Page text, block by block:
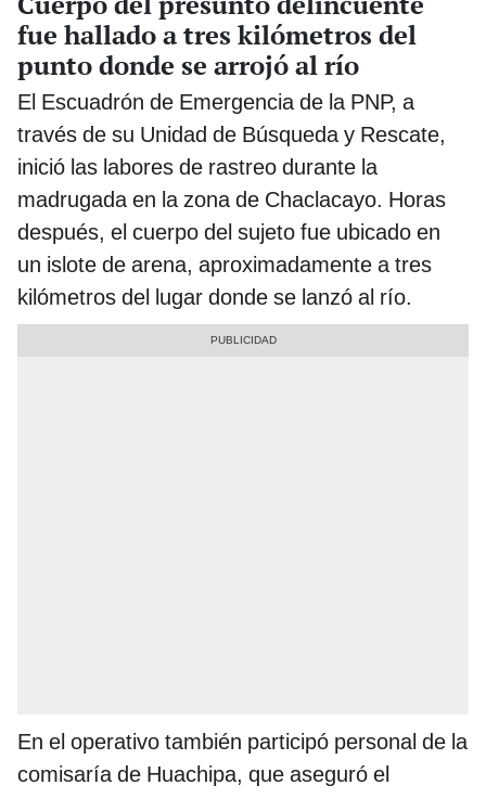
fue hallado a tres kilómetros del
punto donde se arrojó al río
El Escuadrón de Emergencia de la PNP, a
través de su Unidad de Búsqueda y Rescate,
inició las labores de rastreo durante la
madrugada en la zona de Chaclacayo. Horas
después, el cuerpo del sujeto fue ubicado en
un islote de arena, aproximadamente a tres
kilómetros del lugar donde se lanzó al río.
En el operativo también participó personal de la
comisaría de Huachipa, que aseguró el